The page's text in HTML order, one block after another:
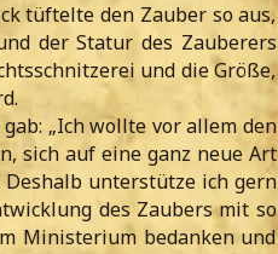
tüftelte den Zauber so aus,
der Statur des Zauberers
und die Größe,
„Ich wollte vor allem den
sich auf eine ganz neue Art
Deshalb unterstütze ich gern
des Zaubers mit so
Ministerium bedanken und